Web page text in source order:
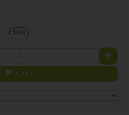
Stck
6,59 €